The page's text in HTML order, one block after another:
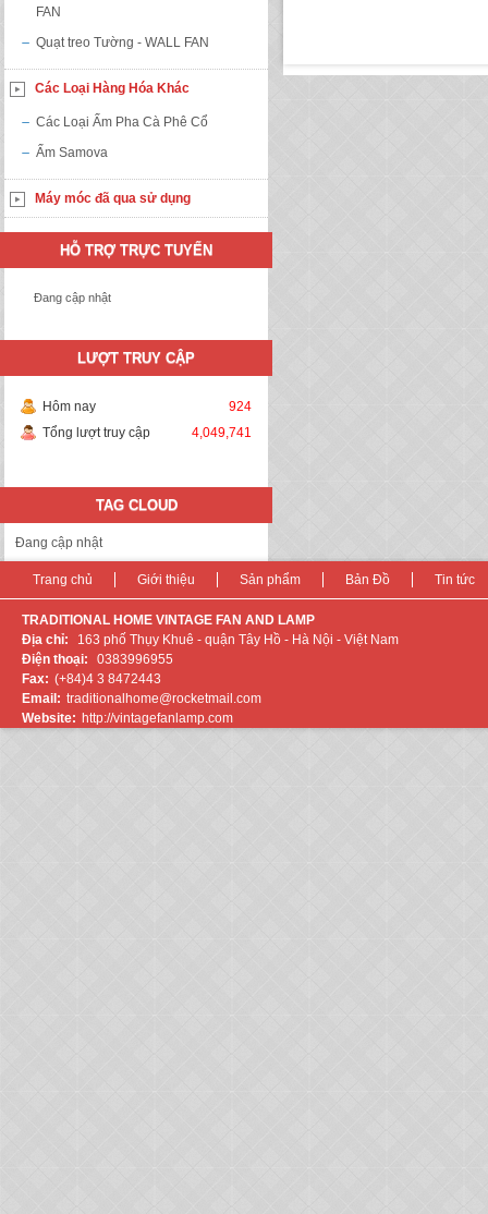
FAN
Quạt treo Tường - WALL FAN
Các Loại Hàng Hóa Khác
Các Loại Ấm Pha Cà Phê Cổ
Ấm Samova
Máy móc đã qua sử dụng
HỖ TRỢ TRỰC TUYẾN
Đang cập nhật
LƯỢT TRUY CẬP
Hôm nay
924
Tổng lượt truy cập
4,049,741
TAG CLOUD
Đang cập nhật
Trang chủ Giới thiệu Sản phẩm Bản Đồ Tin tức
TRADITIONAL HOME VINTAGE FAN AND LAMP
Địa chỉ:
163 phố Thụy Khuê - quận Tây Hồ - Hà Nội - Việt Nam
Điện thoại:
0383996955
Fax: (+84)4 3 8472443
Email: traditionalhome@rocketmail.com
Website: http://vintagefanlamp.com